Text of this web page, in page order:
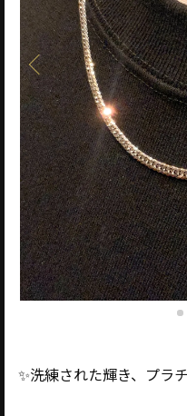
✨洗練された輝き、プラ